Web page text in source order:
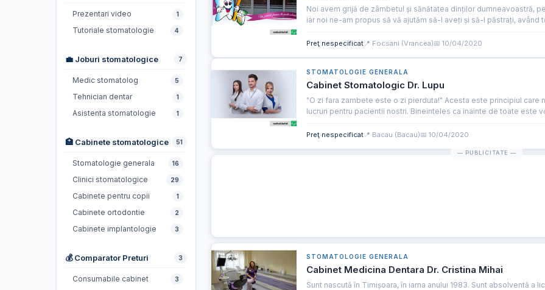
Prezentari video 1
Tutoriale stomatologie 4
💼 Joburi stomatologice 7
Medic stomatolog 5
Tehnician dentar 1
Asistenta stomatologie 1
🏥 Cabinete stomatologice 51
Stomatologie generala 16
Clinici stomatologice 29
Cabinete pentru copii 1
Cabinete ortodontie 2
Cabinete implantologie 3
💰 Comparator Preturi 3
Consumabile cabinet 3
Noi avem grijă de zâmbetul și sănătatea dinților dumneavoastră,
iar noi ne-am propus să vă ajutăm să-l aveți și să-l păstrați, având
Preţ nespecificat📍 Focsani (Vrancea)📅 10/04/2020
STOMATOLOGIE GENERALA
Cabinet Stomatologic Dr. Lupu
"O zi fara zambete este o zi pierduta!" Acesta este principiul care
lucruri pentru pacientii nostri. Bineinteles ca inainte de toate este
Preţ nespecificat📍 Bacau (Bacau)📅 10/04/2020
STOMATOLOGIE GENERALA
Cabinet Medicina Dentara Dr. Cristina Mihai
Sunt nascută în Timișoara, în iarna anului 1983. Sunt absolventă a